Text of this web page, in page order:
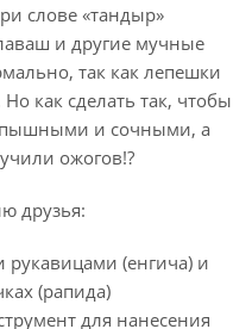
слове «тандыр»
и другие мучные
так как лепешки
как сделать так, чтобы
пышными и сочными, а
ожогов!?
друзья:
(енгича) и
(рапида)
для нанесения